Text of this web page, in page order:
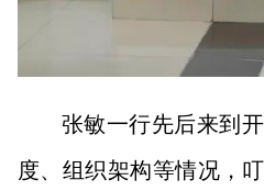
张敏一行先后来到
度、组织架构等情况，